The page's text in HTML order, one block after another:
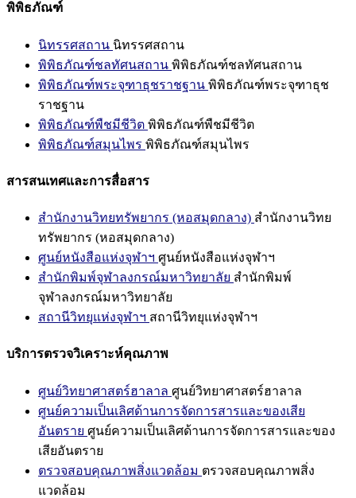
พิพิธภัณฑ์
นิทรรศสถาน นิทรรศสถาน
พิพิธภัณฑ์ชลทัศนสถาน พิพิธภัณฑ์ชลทัศนสถาน
พิพิธภัณฑ์พระจุฑาธุชราชฐาน พิพิธภัณฑ์พระจุฑาธุช
ราชฐาน
พิพิธภัณฑ์พืชมีชีวิต พิพิธภัณฑ์พืชมีชีวิต
พิพิธภัณฑ์สมุนไพร พิพิธภัณฑ์สมุนไพร
สารสนเทศและการสื่อสาร
สำนักงานวิทยทรัพยากร (หอสมุดกลาง) สำนักงานวิทย
ทรัพยากร (หอสมุดกลาง)
ศูนย์หนังสือแห่งจุฬาฯ ศูนย์หนังสือแห่งจุฬาฯ
สำนักพิมพ์จุฬาลงกรณ์มหาวิทยาลัย สำนักพิมพ์
จุฬาลงกรณ์มหาวิทยาลัย
สถานีวิทยุแห่งจุฬาฯ สถานีวิทยุแห่งจุฬาฯ
บริการตรวจวิเคราะห์คุณภาพ
ศูนย์วิทยาศาสตร์ฮาลาล ศูนย์วิทยาศาสตร์ฮาลาล
ศูนย์ความเป็นเลิศด้านการจัดการสารและของเสีย
อันตราย ศูนย์ความเป็นเลิศด้านการจัดการสารและของ
เสียอันตราย
ตรวจสอบคุณภาพสิ่งแวดล้อม ตรวจสอบคุณภาพสิ่ง
แวดล้อม